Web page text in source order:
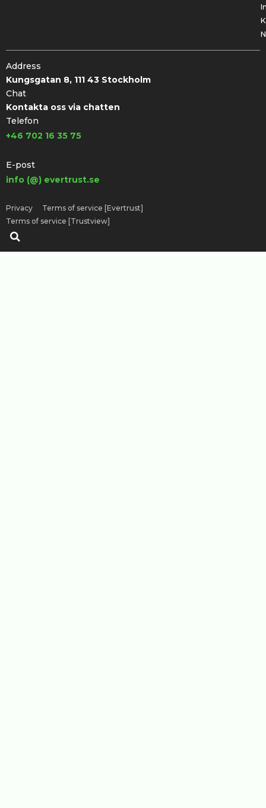
Address
Kungsgatan 8, 111 43 Stockholm
Chat
Kontakta oss via chatten
Telefon
+46 702 16 35 75
E-post
info (@) evertrust.se
Privacy
Terms of service [Evertrust]
Terms of service [Trustview]
Sök